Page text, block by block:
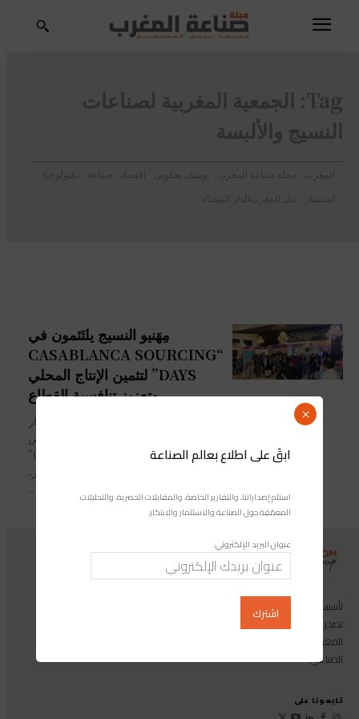
Tag: الجمعية المغربية لصناعات
النسيج والألبسة
المغرب مجلة صناعة المغرب يوسف يعكوبي اقتصاد صناعة
تكنولوجيا
استثمار
بنك المغرب الدار البيضاء
مِهَنيو النسيج يلتَئمون في
“CASABLANCA SOURCING
DAYS” لتثمين الإنتاج المحلي
وتعزيز تنافسية القطاع
اختُتِمَت، مساء يوم أمس الخميس، بالدار
البيضاء، فعالياتُ الدورة الأولى من مَعرض
"CASABLANCA SOURCING DAYS"
التي انعقدت طيلة يومَيْن 02 و 03 فبراير،
وهو...
تصدر المجلة الرائدة المخصصة للصناعة والاستثمار والابتكار: مجلة «صناعة
المغرب»، بالإضافة إلى أول منصة رقمية موجهة لخدمة المهنيين في القطاع
الصناعي.
تابعونا على
ابقَ على اطلاع بعالم الصناعة
استلم إصداراتنا، والتقارير الخاصة، والمقابلات الحصرية، والتحليلات
المعمّقة حول الصناعة والاستثمار والابتكار.
عنوان البريد الإلكتروني:
×